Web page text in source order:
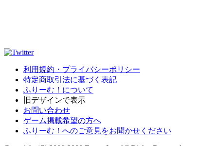
利用規約・プライバシーポリシー
特定商取引法に基づく表記
ふりーむ！について
旧デザインで表示
お問い合わせ
ゲーム掲載希望の方へ
ふりーむ！へのご意見をお聞かせください